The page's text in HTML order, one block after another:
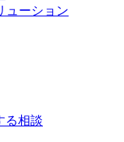
ューション
る相談